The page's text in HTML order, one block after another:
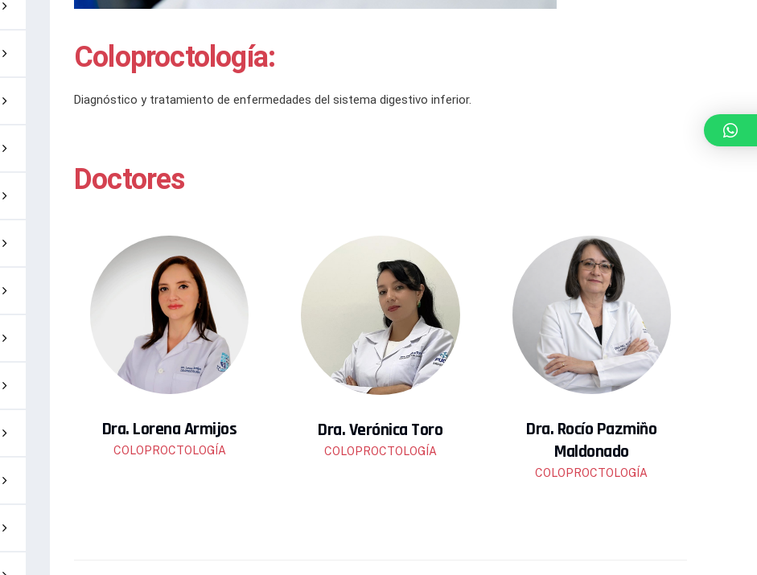
Coloproctología:
Diagnóstico y tratamiento de enfermedades del sistema digestivo inferior.
Doctores
Dra. Lorena Armijos
COLOPROCTOLOGÍA
Dra. Verónica Toro
COLOPROCTOLOGÍA
Dra. Rocío Pazmiño
Maldonado
COLOPROCTOLOGÍA